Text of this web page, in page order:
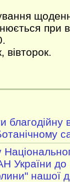
при
вівторок.
благодійну
України до
нашої